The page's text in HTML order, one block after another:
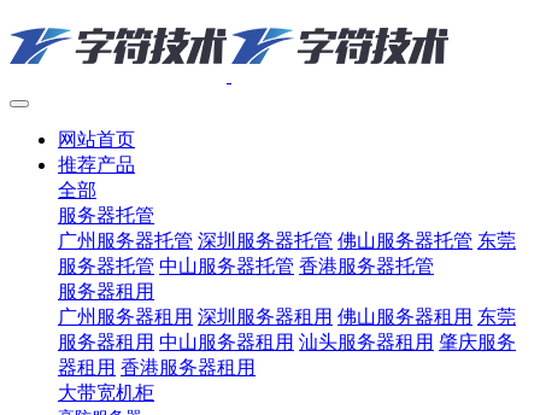
网站首页
推荐产品
全部
服务器托管
广州服务器托管 深圳服务器托管 佛山服务器托管 东莞
服务器托管 中山服务器托管 香港服务器托管
服务器租用
广州服务器租用 深圳服务器租用 佛山服务器租用 东莞
服务器租用 中山服务器租用 汕头服务器租用 肇庆服务
器租用 香港服务器租用
大带宽机柜